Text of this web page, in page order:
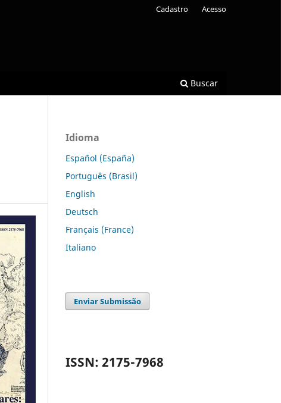
Buscar
Cadastro Acesso
Idioma
Español (España)
Português (Brasil)
English
Deutsch
Français (France)
Italiano
Enviar Submissão
ISSN: 2175-7968